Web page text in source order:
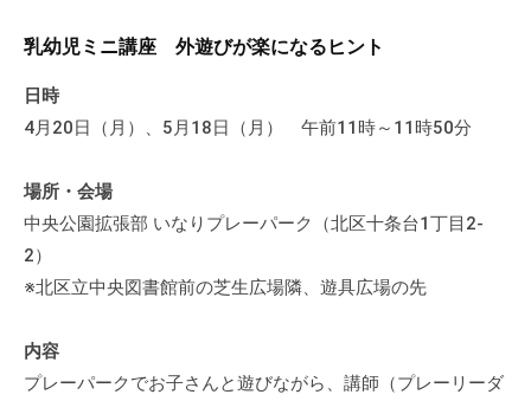
ぷ
ら
ざ
ぷ
ざ
」
、
N
P
ラ
ン
d
乳幼児ミニ講座 外遊びが楽になるヒント
日時
4月20日（月）、5月18日（月） 午前11時～11時50分
場所・会場
中央公園拡張部 いなりプレーパーク（北区十条台1丁目2-
2）
※北区立中央図書館前の芝生広場隣、遊具広場の先
内容
プレーパークでお子さんと遊びながら、講師（プレーリーダ